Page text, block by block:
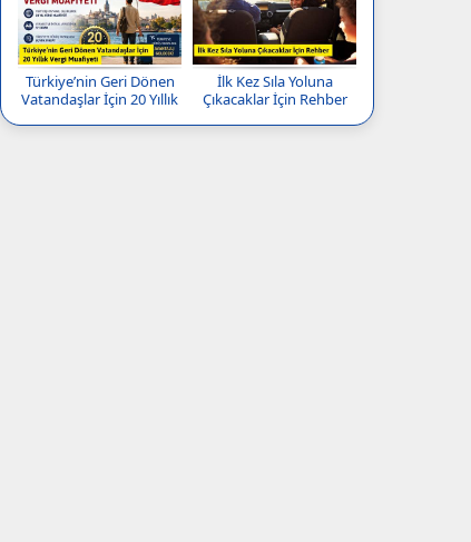
Türkiye’nin Geri Dönen
Vatandaşlar İçin 20 Yıllık
İlk Kez Sıla Yoluna
Çıkacaklar İçin Rehber